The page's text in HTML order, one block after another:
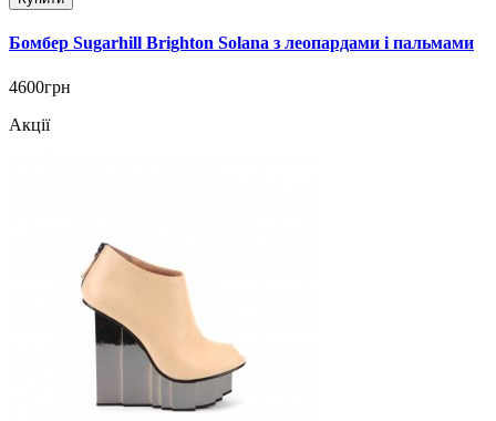
Бомбер Sugarhill Brighton Solana з леопардами і пальмами
4600грн
Акції